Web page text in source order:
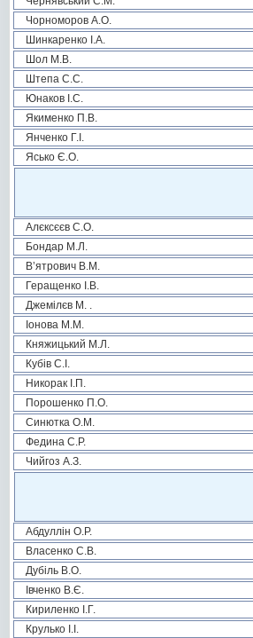
Чорноморов А.О.
Шинкаренко І.А.
Шол М.В.
Штепа С.С.
Юнаков І.С.
Якименко П.В.
Янченко Г.І.
Ясько Є.О.
Алєксєєв С.О.
Бондар М.Л.
В’ятрович В.М.
Геращенко І.В.
Джемілєв М. .
Іонова М.М.
Княжицький М.Л.
Кубів С.І.
Никорак І.П.
Порошенко П.О.
Синютка О.М.
Федина С.Р.
Чийгоз А.З.
Абдуллін О.Р.
Власенко С.В.
Дубіль В.О.
Івченко В.Є.
Кириленко І.Г.
Крулько І.І.